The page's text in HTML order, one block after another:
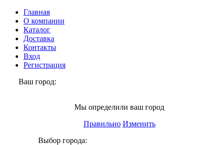
Главная
О компании
Каталог
Доставка
Контакты
Вход
Регистрация
Ваш город:
Мы определили ваш город
Правильно Изменить
Выбор города: